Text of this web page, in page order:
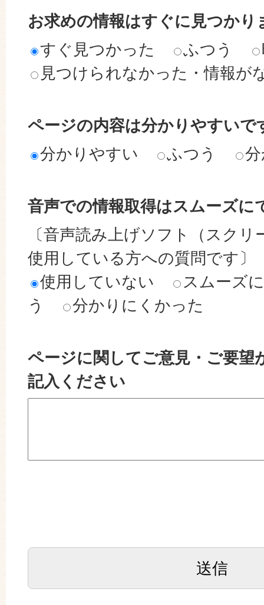
お求めの情報はすぐに見つかり
すぐ見つかった
ふつう
見つけられなかった・情報が
ページの内容は分かりやすいで
分かりやすい
ふつう
音声での情報取得はスムーズに
〔音声読み上げソフト（スク
使用している方への質問です〕
使用していない
スムーズ
う
分かりにくかった
ページに関してご意見・ご要望
記入ください